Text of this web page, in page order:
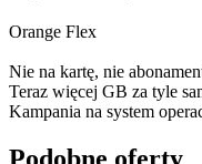
Orange Flex
Nie na kartę, nie
Teraz więcej GB za tyle
Kampania na system
Podobne oferty